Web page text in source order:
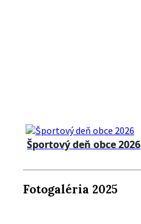
Športový deň obce 2026
Fotogaléria 2025